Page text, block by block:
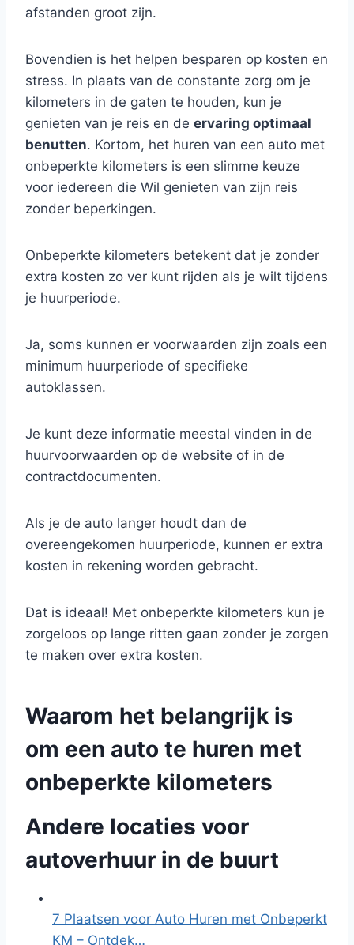
afstanden groot zijn.
Bovendien is het helpen besparen op kosten en
stress. In plaats van de constante zorg om je
kilometers in de gaten te houden, kun je
genieten van je reis en de ervaring optimaal
benutten. Kortom, het huren van een auto met
onbeperkte kilometers is een slimme keuze
voor iedereen die Wil genieten van zijn reis
zonder beperkingen.
Onbeperkte kilometers betekent dat je zonder
extra kosten zo ver kunt rijden als je wilt tijdens
je huurperiode.
Ja, soms kunnen er voorwaarden zijn zoals een
minimum huurperiode of specifieke
autoklassen.
Je kunt deze informatie meestal vinden in de
huurvoorwaarden op de website of in de
contractdocumenten.
Als je de auto langer houdt dan de
overeengekomen huurperiode, kunnen er extra
kosten in rekening worden gebracht.
Dat is ideaal! Met onbeperkte kilometers kun je
zorgeloos op lange ritten gaan zonder je zorgen
te maken over extra kosten.
Waarom het belangrijk is
om een auto te huren met
onbeperkte kilometers
Andere locaties voor
autoverhuur in de buurt
7 Plaatsen voor Auto Huren met Onbeperkt
KM – Ontdek…